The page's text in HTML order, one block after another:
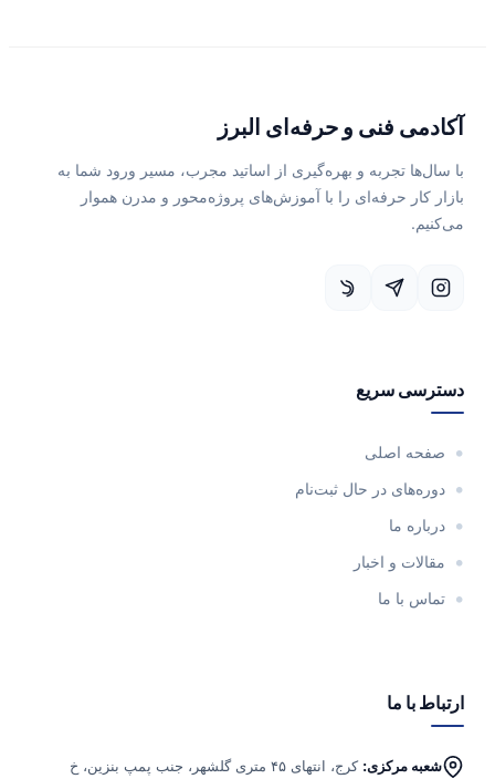
فنی و حرفه‌ای البرز
تجربه و بهره‌گیری از اساتید مجرب، مسیر ورود شما به
کار حرفه‌ای را با آموزش‌های پروژه‌محور و مدرن هموار
سریع
اصلی
در حال ثبت‌نام
ما
و اخبار
با ما
با ما
مرکزی:
کرج، انتهای ۴۵ متری گلشهر، جنب پمپ بنزین، خ